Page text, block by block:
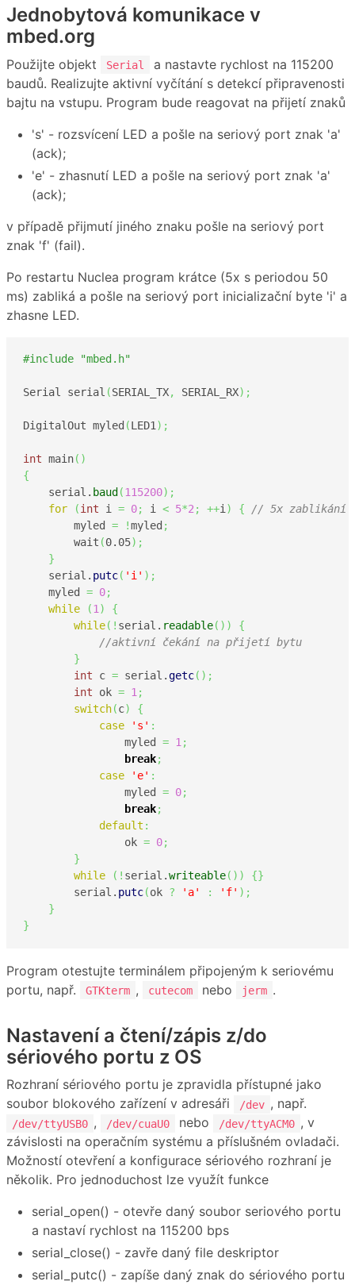
Jednobytová komunikace v
mbed.org
Použijte objekt Serial
a nastavte rychlost na 115200
baudů. Realizujte aktivní vyčítání s detekcí připravenosti
bajtu na vstupu. Program bude reagovat na přijetí znaků
's' - rozsvícení LED a pošle na seriový port znak 'a'
(ack);
'e' - zhasnutí LED a pošle na seriový port znak 'a'
(ack);
v případě přijmutí jiného znaku pošle na seriový port
znak 'f' (fail).
Po restartu Nuclea program krátce (5x s periodou 50
ms) zabliká a pošle na seriový port inicializační byte 'i' a
zhasne LED.
#include "mbed.h"
Serial serial (SERIAL_TX, SERIAL_RX) ;
DigitalOut myled (LED1) ;
int main( )
{
    serial.
baud (115200) ;
for
(int i = 0; i < 5*2; ++i) {
// 5x zablikání
        myled
= !myled ;
        wait
(0.05) ;
}
    serial.
putc( 'i' ) ;
    myled
= 0;
while
(1)
{
while( ! serial. readable( ) )
{
//aktivní čekání na přijetí bytu
}
int c = serial.getc( ) ;
int ok = 1;
switch(c)
{
case
's' :
                myled
= 1;
break;
case
'e' :
                myled
= 0;
break;
default :
                ok
= 0;
}
while
( ! serial.writeable( ) ) {}
        serial.
putc(ok ? 'a' : 'f' ) ;
}
}
Program otestujte terminálem připojeným k seriovému
portu, např.
GTKterm , cutecom nebo jerm .
Nastavení a čtení/zápis z/do
sériového portu z OS
Rozhraní sériového portu je zpravidla přístupné jako
soubor blokového zařízení v adresáři
/dev , např.
/dev/ttyUSB0 , /dev/cuaU0 nebo /dev/ttyACM0 , v
závislosti na operačním systému a příslušném ovladači.
Možností otevření a konfigurace sériového rozhraní je
několik. Pro jednoduchost lze využít funkce
serial_open() - otevře daný soubor seriového portu
a nastaví rychlost na 115200 bps
serial_close() - zavře daný file deskriptor
serial_putc() - zapíše daný znak do sériového portu